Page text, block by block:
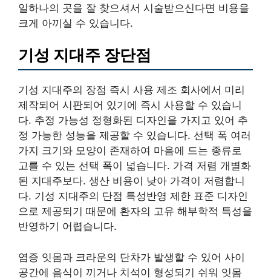
일하나의 곳을 잘 찾으셔서 시술받으신다면 비용을
크게 아끼실 수 있습니다.
기성 지대주 장단점
기성 지대주의 장점 즉시 사용 제조 회사에서 미리
제작되어 시판되어 있기에 즉시 사용할 수 있습니
다. 추정 가능성 정형화된 디자인을 가지고 있어 추
정 가능한 성능을 제공할 수 있습니다. 선택 폭 여러
가지 크기와 모양이 존재하여 마음에 드는 종류로
고를 수 있는 선택 폭이 넓습니다. 가격 저렴 개별화
된 지대주보다. 생산 비용이 낮아 가격이 저렴합니
다. 기성 지대주의 단점 특성반영 제한 표준 디자인
으로 제공되기 때문에 환자의 고유 해부학적 특성을
반영하기 어렵습니다.
염증 잇몸과 크라운의 단차가 발생할 수 있어 사이
공간에 음식이 끼거나 치석이 형성되기 쉬워 잇몸